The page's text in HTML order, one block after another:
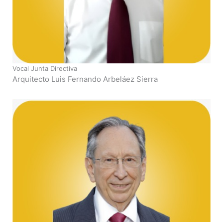
Vocal Junta Directiva
Arquitecto Luis Fernando Arbeláez Sierra